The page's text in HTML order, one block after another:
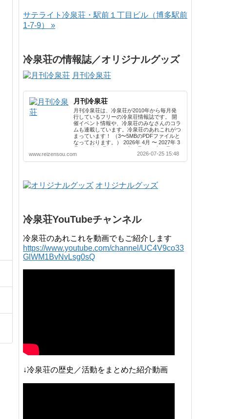
サテライト冷泉荘・駅前１丁目ビル（博多駅前
1-7-9） »
冷泉荘の情報誌／オリジナルグッズ
月刊冷泉荘
月刊冷泉荘
月刊冷泉荘は、冷泉荘が2010年から毎月発
行しているフリーの冷泉荘情報誌です。 開
催イベント情報や、冷泉荘のみなさんのコラ
ムも連載しています。冷泉荘のあれこれがつ
まっています！ （3〜5MBのPDFファイルと
なっております。） 2026年 4月 〜 2027年 3
2025年 3月 2023年 4月 〜 2024年 3月 2022
年 4月 〜 2023年 3月 2021年 4月 〜 2022年
年 4月 〜 2018年 3月 2016年 4月 〜 2017年
3月 2015年 4月 〜 2016年 3月 2014年 4月 〜
www.reizensou.com 2026-07-25 15:48
オリジナルグッズ
冷泉荘YouTubeチャンネル
冷泉荘のあれこれを動画でもご紹介します
https://www.youtube.com/channel/UC4V9co33
GlWM1BvNvLsg0sQ
↓冷泉荘の歴史／活動をまとめた紹介動画